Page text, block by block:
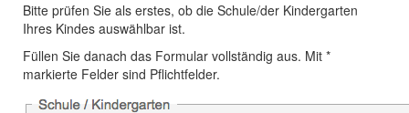
Bitte prüfen Sie als erstes, ob die Schule/der Kindergarten
Ihres Kindes auswählbar ist.
Füllen Sie danach das Formular vollständig aus. Mit *
markierte Felder sind Pflichtfelder.